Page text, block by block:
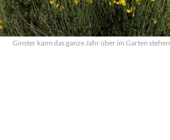
Ginster kann das ganze Jahr über im Garten stehen